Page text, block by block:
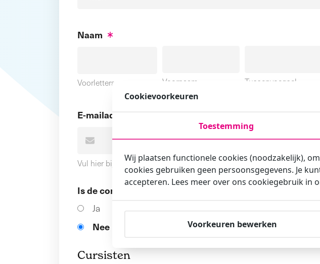
Naam
Voorletters Voornaam Tussenvoegsel
E-mailadres
Vul hier bij voorkeur het e-mailadres in waarmee je zakelijk/
Is de contactpersoon ook een cursist?
Ja
Nee
Cursisten
Cookievoorkeuren
Toestemming
Wij plaatsen functionele cookies (noodzakelijk),
cookies gebruiken geen persoonsgegevens. Je
accepteren. Lees meer over ons cookiegebruik in
Voorkeuren bewerken